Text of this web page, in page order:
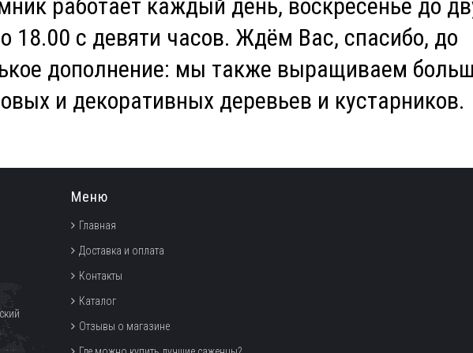
работает каждый день, воскресенье до
18.00 с девяти часов. Ждём Вас, спасибо, до
дополнение: мы также выращиваем
и декоративных деревьев и кустарников.
Меню
Главная
Доставка и оплата
Контакты
Каталог
Отзывы о магазине